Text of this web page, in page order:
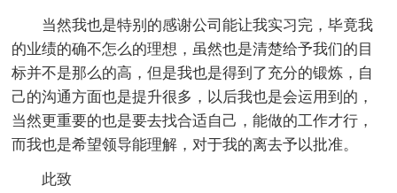
当然我也是特别的感谢公司能让我实习完，毕竟我
的业绩的确不怎么的理想，虽然也是清楚给予我们的目
标并不是那么的高，但是我也是得到了充分的锻炼，自
己的沟通方面也是提升很多，以后我也是会运用到的，
当然更重要的也是要去找合适自己，能做的工作才行，
而我也是希望领导能理解，对于我的离去予以批准。
此致